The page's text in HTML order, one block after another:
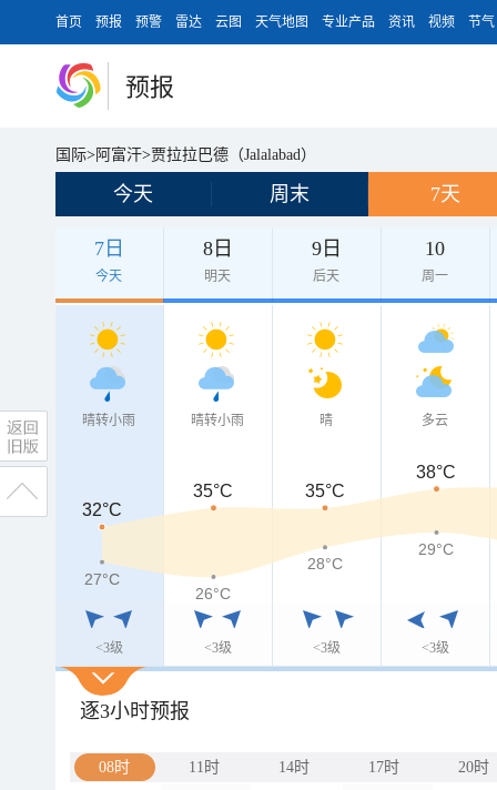
首页 预报 预警 雷达 云图 天气地图 专业产品 资讯 视频 节气
预报
国际> 阿富汗>贾拉拉巴德（Jalalabad）
今天 周末 7天
7日
今天
8日
明天
9日
后天
10
周一
晴转小雨
<3级
晴转小雨
<3级
晴
<3级
多云
<3级
32°C
32°C
35°C 35°C
38°C
27°C
27°C
26°C
28°C
29°C
逐3小时预报
08时 11时 14时 17时 20时